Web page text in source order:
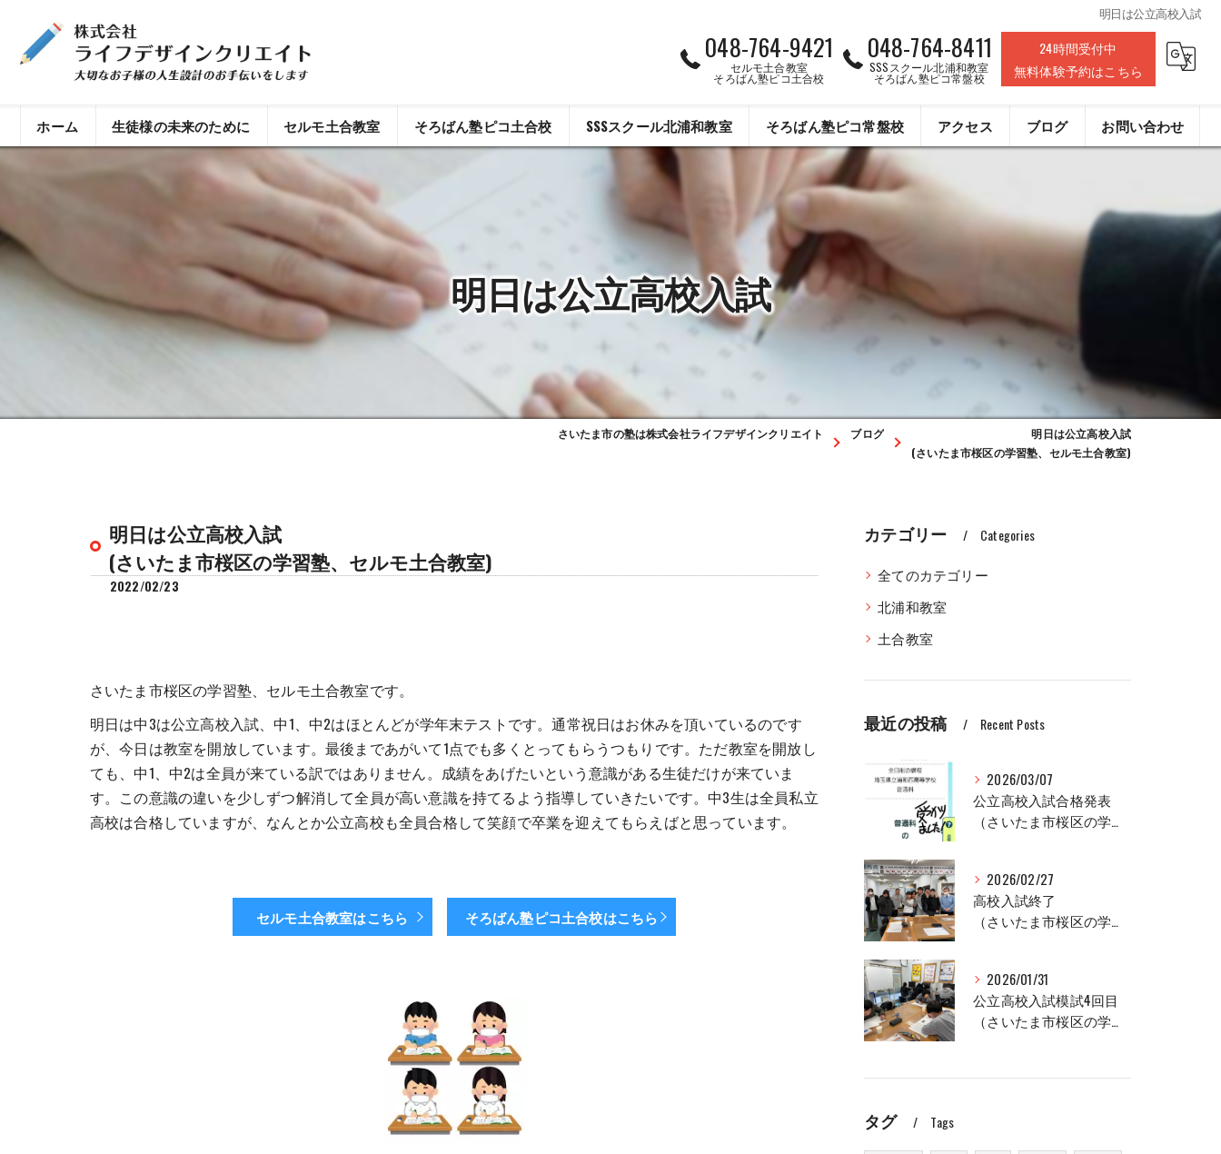
明日は公立高校入試
048-764-9421
セルモ土合教室
そろばん塾ピコ土合校
048-764-8411
SSSスクール北浦和教室
そろばん塾ピコ常盤校
24時間受付中
無料体験予約はこちら
ホーム 生徒様の未来のために セルモ土合教室 そろばん塾ピコ土合校 SSSスクール北浦和教室 そろばん塾ピコ常盤校 アクセス
株式会社ライフデザインクリエイト
ブログ お問い合わせ
明日は公立高校入試
さいたま市の塾は株式会社ライフデザインクリエイト ブログ
明日は公立高校入試
(さいたま市桜区の学習塾、セルモ土合教室)
明日は公立高校入試
(さいたま市桜区の学習塾、セルモ土合教室)
2022/02/23
さいたま市桜区の学習塾、セルモ土合教室です。
明日は中3は公立高校入試、中1、中2はほとんどが学年末テストです。通常祝日はお休みを頂いているのです
が、今日は教室を開放しています。最後まであがいて1点でも多くとってもらうつもりです。ただ教室を開放し
ても、中1、中2は全員が来ている訳ではありません。成績をあげたいという意識がある生徒だけが来ていま
す。この意識の違いを少しずつ解消して全員が高い意識を持てるよう指導していきたいです。中3生は全員私立
高校は合格していますが、なんとか公立高校も全員合格して笑顔で卒業を迎えてもらえばと思っています。
セルモ土合教室はこちら そろばん塾ピコ土合校はこちら
カテゴリー Categories
全てのカテゴリー
北浦和教室
土合教室
最近の投稿 Recent Posts
2026/03/07
公立高校入試合格発表
（さいたま市桜区の学習塾、セルモ土合教室）
2026/02/27
高校入試終了
（さいたま市桜区の学習塾、セルモ土合教室）
2026/01/31
公立高校入試模試4回目
（さいたま市桜区の学習塾、セルモ土合教室）
タグ Tags